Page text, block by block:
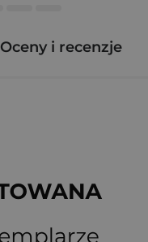
Oceny i recenzje